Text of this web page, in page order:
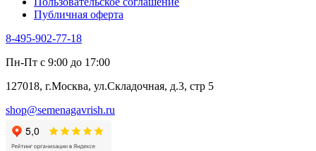
Эндивий
Эстрагон
Алтей
Бессмертник
Валериана
Валерианелла
Гибискус лекарственный
Девясил
Душица
Публичная оферта
8-495-902-77-18
Пн-Пт с 9:00 до 17:00
127018, г.Москва, ул.Складочная, д.3, стр 5
shop@semenagavrish.ru